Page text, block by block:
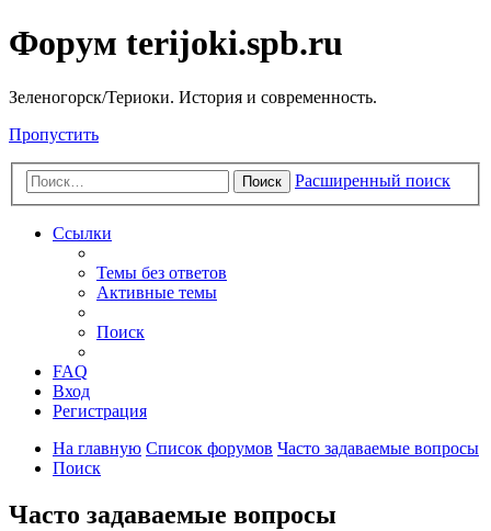
Форум terijoki.spb.ru
Зеленогорск/Териоки. История и современность.
Пропустить
Поиск Расширенный поиск
Ссылки
Темы без ответов
Активные темы
Поиск
FAQ
Вход
Регистрация
На главную Список форумов Часто задаваемые вопросы
Поиск
Часто задаваемые вопросы